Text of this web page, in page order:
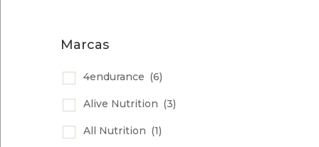
Marcas
4endurance (6)
Alive Nutrition (3)
All Nutrition (1)